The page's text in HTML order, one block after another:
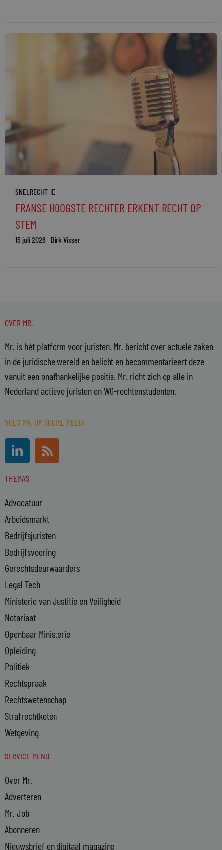
SNELRECHT IE
FRANSE HOOGSTE RECHTER ERKENT RECHT OP
STEM
15 juli 2026 Dirk Visser
OVER MR.
Mr. is hét platform voor juristen. Mr. bericht over actuele zaken
in de juridische wereld en belicht en becommentarieert deze
vanuit een onafhankelijke positie. Mr. richt zich op alle in
Nederland actieve juristen en WO-rechtenstudenten.
VOLG MR. OP SOCIAL MEDIA
L
i
n
k
d
i
n
-
i
n
R
s
s
THEMA'S
Advocatuur
Arbeidsmarkt
Bedrijfsjuristen
Bedrijfsvoering
Gerechtsdeurwaarders
Legal Tech
Ministerie van Justitie en Veiligheid
Notariaat
Openbaar Ministerie
Opleiding
Politiek
Rechtspraak
Rechtswetenschap
Strafrechtketen
Wetgeving
SERVICE MENU
Over Mr.
Adverteren
Mr. Job
Abonneren
Nieuwsbrief en digitaal magazine